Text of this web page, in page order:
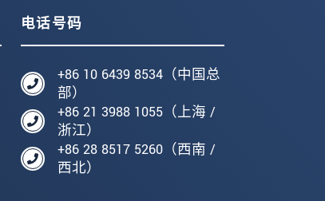
电话号码
+86 10 6439 8534（中国总
部）
+86 21 3988 1055（上海 /
浙江）
+86 28 8517 5260（西南 /
西北）